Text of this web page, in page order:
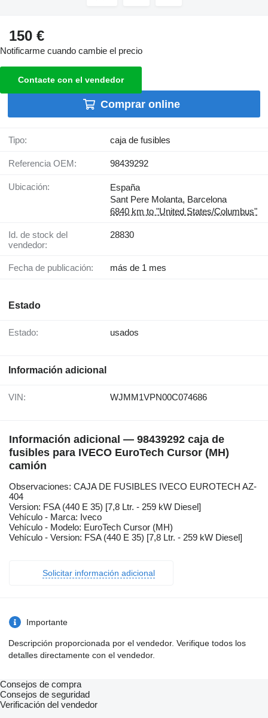
150 €
Notificarme cuando cambie el precio
Contacte con el vendedor
Comprar online
Tipo: caja de fusibles
Referencia OEM: 98439292
Ubicación:
España
Sant Pere Molanta, Barcelona
6840 km to "United States/Columbus"
Id. de stock del
vendedor:
28830
Fecha de publicación: más de 1 mes
Estado
Estado: usados
Información adicional
VIN: WJMM1VPN00C074686
Información adicional — 98439292 caja de
fusibles para IVECO EuroTech Cursor (MH)
camión
Observaciones: CAJA DE FUSIBLES IVECO EUROTECH AZ-
404
Version: FSA (440 E 35) [7,8 Ltr. - 259 kW Diesel]
Vehículo - Marca: Iveco
Vehículo - Modelo: EuroTech Cursor (MH)
Vehículo - Version: FSA (440 E 35) [7,8 Ltr. - 259 kW Diesel]
Solicitar información adicional
Importante
Descripción proporcionada por el vendedor. Verifique todos los
detalles directamente con el vendedor.
Consejos de compra
Consejos de seguridad
Verificación del vendedor